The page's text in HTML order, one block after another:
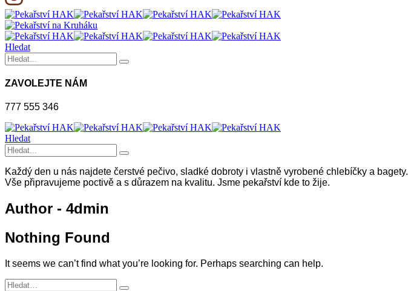
Hledat
ZAVOLEJTE NÁM
777 555 346
Hledat
Každý den u nás najdete čerstvé pečivo, sladké dobroty i vlastně vyrobené chlebíčky a bagety.
Vše připravujeme poctivě a s důrazem na kvalitu. Jsme pekařství kde to žije.
Author - 4dmin
Nothing Found
It seems we can’t find what you’re looking for. Perhaps searching can help.